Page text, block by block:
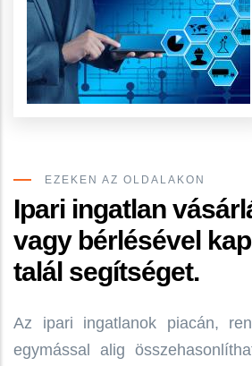
EZEKEN AZ OLDALAKON
Ipari ingatlan
vagy bérlésével
talál segítséget.
Az ipari ingatlanok piacán,
egymással alig